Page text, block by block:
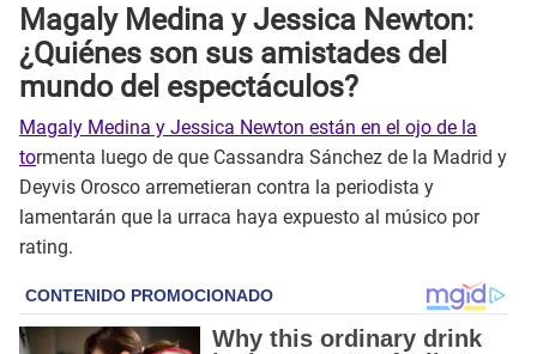
Magaly Medina y Jessica Newton:
¿Quiénes son sus amistades del
mundo del espectáculos?
Magaly Medina y Jessica Newton están en el ojo de la
tormenta luego de que Cassandra Sánchez de la Madrid y
Deyvis Orosco arremetieran contra la periodista y
lamentarán que la urraca haya expuesto al músico por
rating.